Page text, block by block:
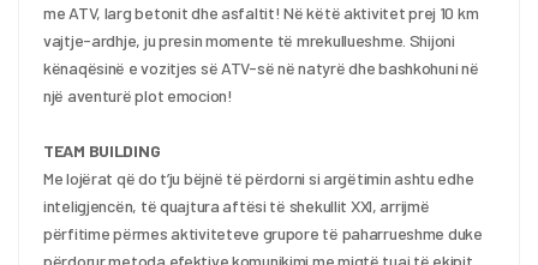
me ATV, larg betonit dhe asfaltit! Në këtë aktivitet prej 10 km
vajtje-ardhje, ju presin momente të mrekullueshme. Shijoni
kënaqësinë e vozitjes së ATV-së në natyrë dhe bashkohuni në
një aventurë plot emocion!
TEAM BUILDING
Me lojërat që do t’ju bëjnë të përdorni si argëtimin ashtu edhe
inteligjencën, të quajtura aftësi të shekullit XXI, arrijmë
përfitime përmes aktiviteteve grupore të paharrueshme duke
përdorur metoda efektive komunikimi me miqtë tuaj të ekipit.